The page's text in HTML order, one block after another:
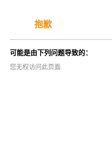
抱歉
可能是由下列问题导致的：
您无权访问此页面